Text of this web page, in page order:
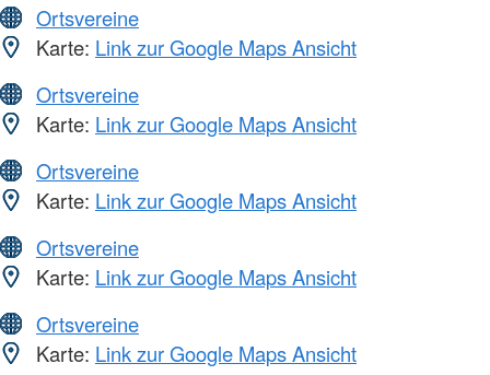
Ortsvereine
Karte: Link zur Google Maps Ansicht
Ortsvereine
Karte: Link zur Google Maps Ansicht
Ortsvereine
Karte: Link zur Google Maps Ansicht
Ortsvereine
Karte: Link zur Google Maps Ansicht
Ortsvereine
Karte: Link zur Google Maps Ansicht